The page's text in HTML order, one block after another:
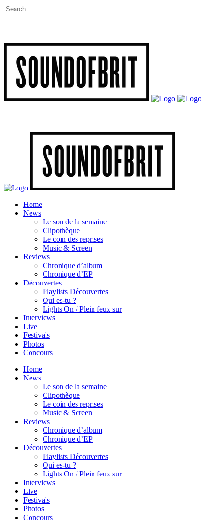
Home
News
Le son de la semaine
Clipothèque
Le coin des reprises
Music & Screen
Reviews
Chronique d’album
Chronique d’EP
Découvertes
Playlists Découvertes
Qui es-tu ?
Lights On / Plein feux sur
Interviews
Live
Festivals
Photos
Concours
Home
News
Le son de la semaine
Clipothèque
Le coin des reprises
Music & Screen
Reviews
Chronique d’album
Chronique d’EP
Découvertes
Playlists Découvertes
Qui es-tu ?
Lights On / Plein feux sur
Interviews
Live
Festivals
Photos
Concours